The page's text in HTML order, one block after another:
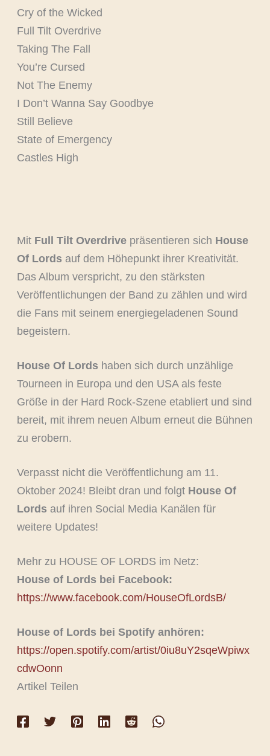
Cry of the Wicked
Full Tilt Overdrive
Taking The Fall
You’re Cursed
Not The Enemy
I Don’t Wanna Say Goodbye
Still Believe
State of Emergency
Castles High
Mit Full Tilt Overdrivepräsentieren sich House
Of Lords auf dem Höhepunkt ihrer Kreativität.
Das Album verspricht, zu den stärksten
Veröffentlichungen der Band zu zählen und wird
die Fans mit seinem energiegeladenen Sound
begeistern.
House Of Lords haben sich durch unzählige
Tourneen in Europa und den USA als feste
Größe in der Hard Rock-Szene etabliert und sind
bereit, mit ihrem neuen Album erneut die Bühnen
zu erobern.
Verpasst nicht die Veröffentlichung am 11.
Oktober 2024! Bleibt dran und folgt House Of
Lords auf ihren Social Media Kanälen für
weitere Updates!
Mehr zu HOUSE OF LORDS im Netz:
House of Lords bei Facebook:
https://www.facebook.com/HouseOfLordsB/
House of Lords bei Spotify anhören:
https://open.spotify.com/artist/0iu8uY2sqeWpiwx
cdwOonn
Artikel Teilen